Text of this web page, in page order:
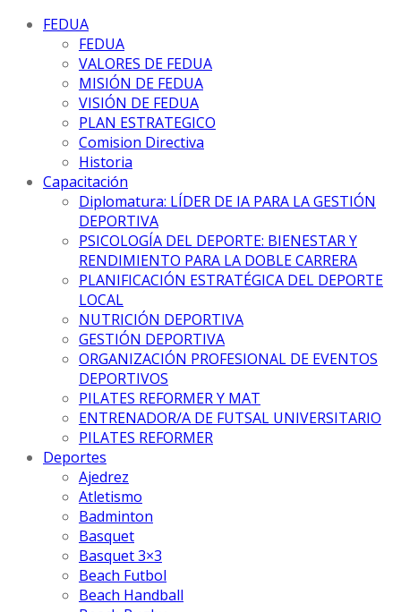
FEDUA
FEDUA
VALORES DE FEDUA
MISIÓN DE FEDUA
VISIÓN DE FEDUA
PLAN ESTRATEGICO
Comision Directiva
Historia
Capacitación
Diplomatura: LÍDER DE IA PARA LA GESTIÓN
DEPORTIVA
PSICOLOGÍA DEL DEPORTE: BIENESTAR Y
RENDIMIENTO PARA LA DOBLE CARRERA
PLANIFICACIÓN ESTRATÉGICA DEL DEPORTE
LOCAL
NUTRICIÓN DEPORTIVA
GESTIÓN DEPORTIVA
ORGANIZACIÓN PROFESIONAL DE EVENTOS
DEPORTIVOS
PILATES REFORMER Y MAT
ENTRENADOR/A DE FUTSAL UNIVERSITARIO
PILATES REFORMER
Deportes
Ajedrez
Atletismo
Badminton
Basquet
Basquet 3×3
Beach Futbol
Beach Handball